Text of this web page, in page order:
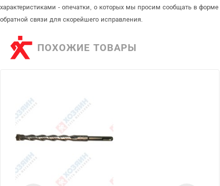
характеристиками - опечатки, о которых мы просим сообщать в форме
обратной связи для скорейшего исправления.
ПОХОЖИЕ ТОВАРЫ